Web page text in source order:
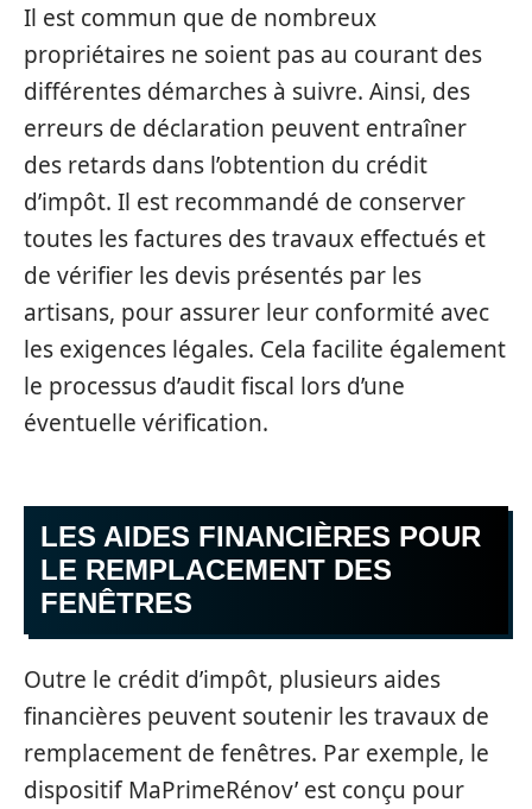
Il est commun que de nombreux
propriétaires ne soient pas au courant des
différentes démarches à suivre. Ainsi, des
erreurs de déclaration peuvent entraîner
des retards dans l’obtention du crédit
d’impôt. Il est recommandé de conserver
toutes les factures des travaux effectués et
de vérifier les devis présentés par les
artisans, pour assurer leur conformité avec
les exigences légales. Cela facilite également
le processus d’audit fiscal lors d’une
éventuelle vérification.
LES AIDES FINANCIÈRES POUR
LE REMPLACEMENT DES
FENÊTRES
Outre le crédit d’impôt, plusieurs aides
financières peuvent soutenir les travaux de
remplacement de fenêtres. Par exemple, le
dispositif MaPrimeRénov’ est conçu pour